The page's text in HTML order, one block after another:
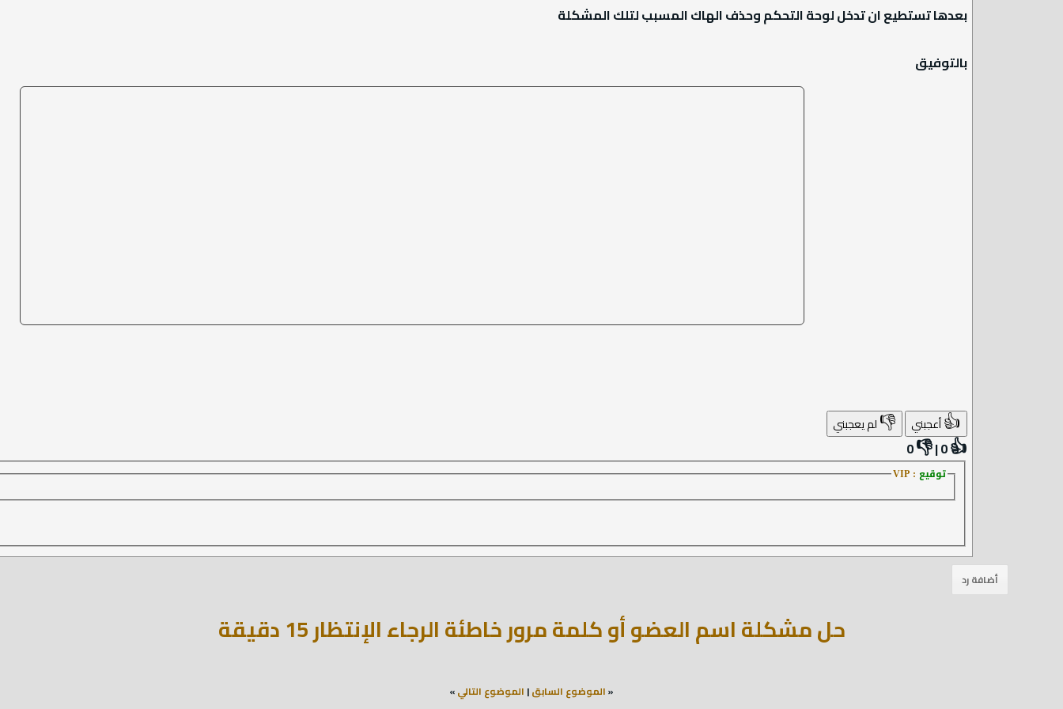
بعدها تستطيع ان تدخل لوحة التحكم وحذف الهاك المسبب لتلك المشكلة
بالتوفيق
👍أعجبني 👎لم يعجبني
👍
0
|
👎
0
توقيع: VIP
حل مشكلة اسم العضو أو كلمة مرور خاطئة الرجاء الإنتظار 15 دقيقة
«الموضوع السابق| الموضوع التالي»